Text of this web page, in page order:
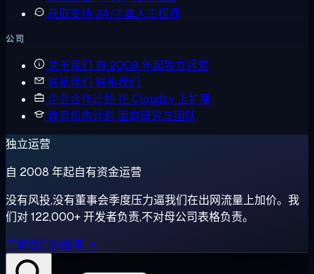
获取支持 24/7 真人工程师
公司
关于我们 自 2008 年起独立运营
联系我们 联系我们
企业合作计划 在 Cloudzy 上扩展
教育机构计划 面向研究与团队
独立运营
自 2008 年起自有资金运营
没有风投,没有董事会季度压力逼我们在出网流量上加价。我
们对 122,000+ 开发者负责,不对母公司表格负责。
了解我们的故事 →